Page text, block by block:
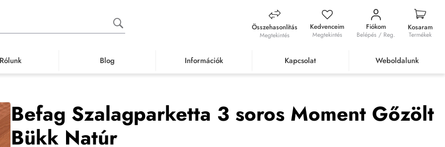
Összehasonlítás
Megtekintés
Kedvenceim
Megtekintés
Fiókom
Belépés / Reg.
Kosaram
Termékek
Rólunk Blog Információk Kapcsolat Weboldalunk
furnérpadló Szalagparketta Befag Szalagparketta 3 soros Moment Gőzölt Bükk Natúr
Befag Szalagparketta 3 soros Moment Gőzölt
Bükk Natúr